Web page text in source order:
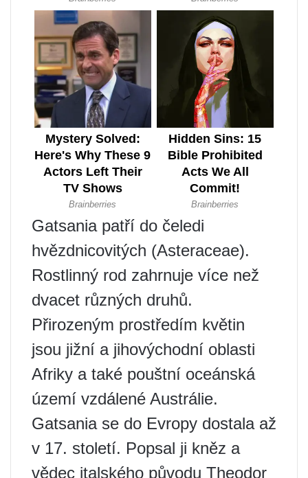
Gatsania patří do čeledi
hvězdnicovitých (Asteraceae).
Rostlinný rod zahrnuje více než
dvacet různých druhů.
Přirozeným prostředím květin
jsou jižní a jihovýchodní oblasti
Afriky a také pouštní oceánská
území vzdálené Austrálie.
Gatsania se do Evropy dostala až
v 17. století. Popsal ji kněz a
vědec italského původu Theodor